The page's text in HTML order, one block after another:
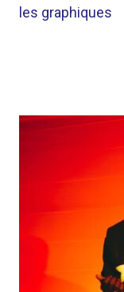
les graphiques